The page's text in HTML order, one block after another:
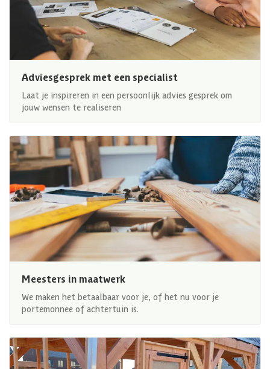
Adviesgesprek met een specialist
Laat je inspireren in een persoonlijk advies gesprek om
jouw wensen te realiseren
Meesters in maatwerk
We maken het betaalbaar voor je, of het nu voor je
portemonnee of achtertuin is.